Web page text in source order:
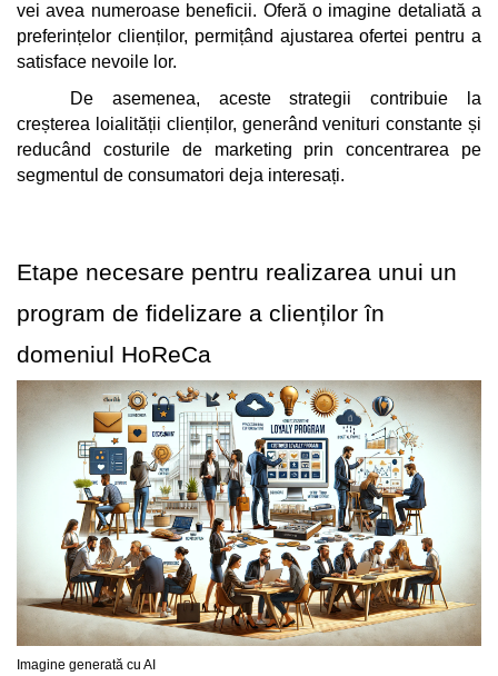
vei avea numeroase beneficii. Oferă o imagine detaliată a
preferințelor clienților, permițând ajustarea ofertei pentru a
satisface nevoile lor.
De asemenea, aceste strategii contribuie la
creșterea loialității clienților, generând venituri constante și
reducând costurile de marketing prin concentrarea pe
segmentul de consumatori deja interesați.
Etape necesare pentru realizarea unui un
program de fidelizare a clienților în
domeniul HoReCa
Imagine generată cu AI